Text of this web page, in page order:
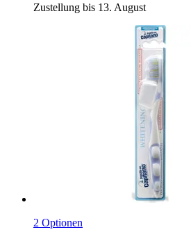
Zustellung bis 13. August
2 Optionen